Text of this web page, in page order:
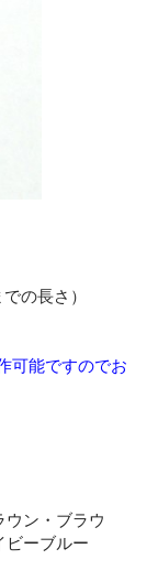
の長さ）
可能ですのでお
ン・ブラウ
ビーブルー